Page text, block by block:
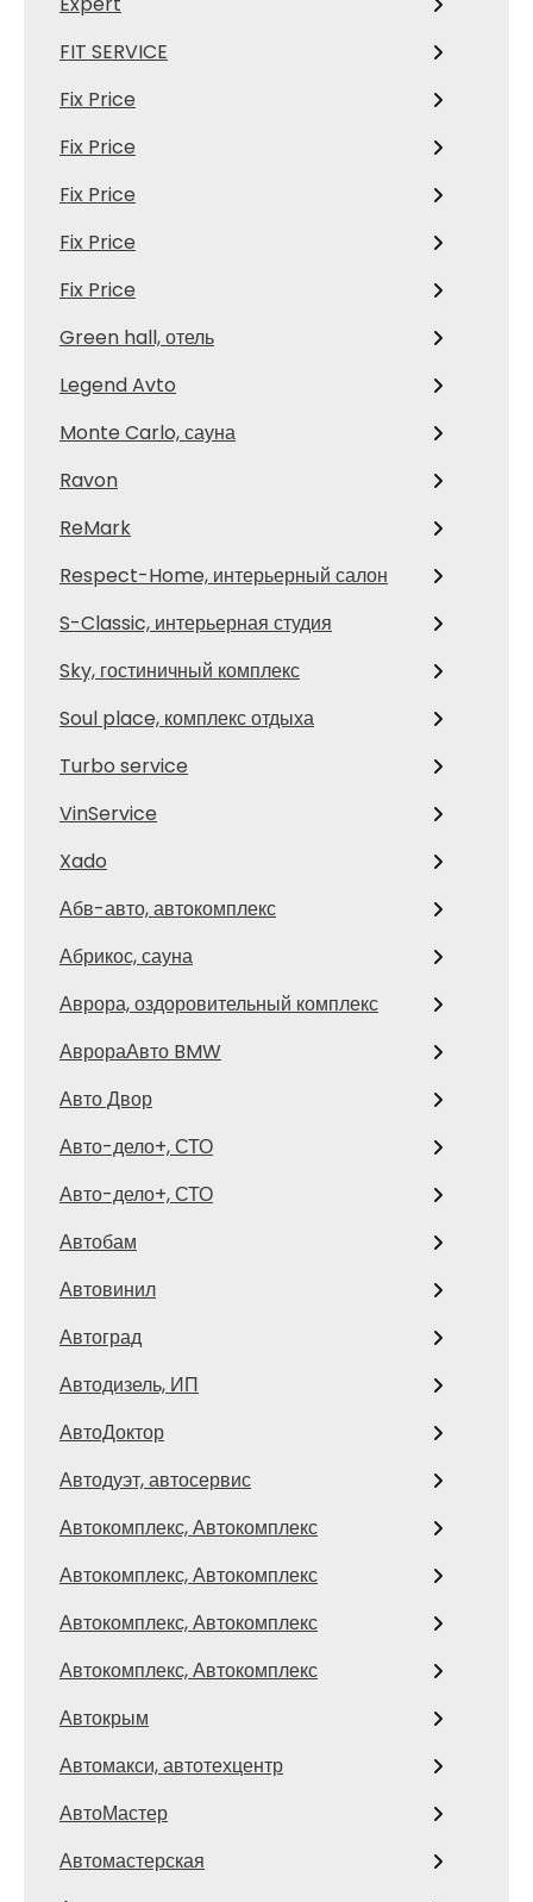
FIT SERVICE
Fix Price
Fix Price
Fix Price
Fix Price
Fix Price
Green hall, отель
Legend Avto
Monte Carlo, сауна
Ravon
ReMark
Respect-Home, интерьерный салон
S-Classic, интерьерная студия
Sky, гостиничный комплекс
Soul place, комплекс отдыха
Turbo service
VinService
Xado
Абв-авто, автокомплекс
Абрикос, сауна
Аврора, оздоровительный комплекс
АврораАвто BMW
Авто Двор
Авто-дело+, СТО
Авто-дело+, СТО
Автобам
Автовинил
Автоград
Автодизель, ИП
АвтоДоктор
Автодуэт, автосервис
Автокомплекс, Автокомплекс
Автокомплекс, Автокомплекс
Автокомплекс, Автокомплекс
Автокомплекс, Автокомплекс
Автокрым
Автомакси, автотехцентр
АвтоМастер
Автомастерская